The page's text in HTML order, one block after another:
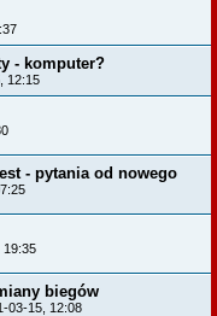
- komputer?
12:15
- pytania od nowego
19:35
biegów
03-15, 12:08